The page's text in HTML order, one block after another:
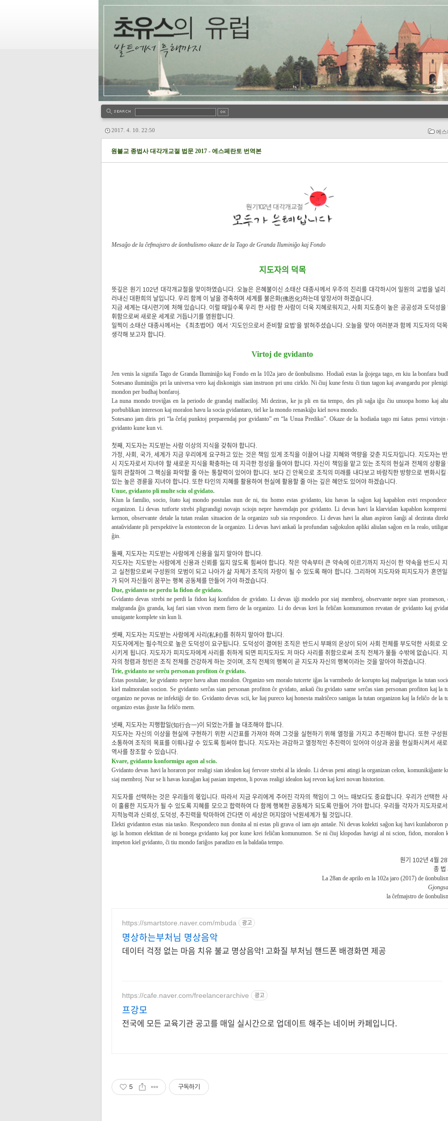
에스
2017. 4. 10. 22:50
원불교 종법사 대각개교절 법문 2017 - 에스페란토 번역본
Mesaĝo de la ĉefmajstro de ŭonbulismo okaze de la Tago de Granda Iluminiĝo kaj Fondo
지도자의 덕목
뜻깊은 원기 102년 대각개교절을 맞이하였습니다. 오늘은 은혜불이신 소태산 대종사께서 우주의 진리를 대각하시어 일원의 교법을 널리
러내신 대환희의 날입니다. 우리 함께 이 날을 경축하며 세계를 불은화(佛恩化)하는데 앞장서야 하겠습니다.
지금 세계는 대시련기에 처해 있습니다. 이럴 때일수록 우리 한 사람 한 사람이 더욱 지혜로워지고, 사회 지도층이 높은 공공성과 도덕성을
휘함으로써 새로운 세계로 거듭나기를 염원합니다.
일찍이 소태산 대종사께서는 《최초법어》에서 ‘지도인으로서 준비할 요법’을 밝혀주셨습니다. 오늘을 맞아 여러분과 함께 지도자의 덕
생각해 보고자 합니다.
Virtoj de gvidanto
Jen venis la signifa Tago de Granda Iluminiĝo kaj Fondo en la 102a jaro de ŭonbulismo. Hodiaŭ estas la ĝojega tago, en kiu la bonfara
Sotesano iluminiĝis pri la universa vero kaj diskonigis sian instruon pri unu cirklo. Ni ĉiuj kune festu ĉi tiun tagon kaj avangardu por
mondon per budhaj bonfaroj.
La nuna mondo troviĝas en la periodo de grandaj malfaciloj. Mi deziras, ke ju pli en tia tempo, des pli saĝa iĝu ĉiu unuopa homo kaj
porbublikan intereson kaj moralon havu la socia gvidantaro, tiel ke la mondo renaskiĝu kiel nova mondo.
Sotesano jam diris pri “la ĉefaj punktoj preparendaj por gvidanto” en “la Unua Prediko”. Okaze de la hodiaŭa tago mi ŝatus pensi virtojn
gvidanto kune kun vi.
첫째, 지도자는 지도받는 사람 이상의 지식을 갖춰야 합니다.
가정, 사회, 국가, 세계가 지금 우리에게 요구하고 있는 것은 책임 있게 조직을 이끌어 나갈 지혜와 역량을 갖춘 지도자입니다. 지도자는
시 지도자로서 지녀야 할 새로운 지식을 확충하는 데 지극한 정성을 들여야 합니다. 자신이 책임을 맡고 있는 조직의 현실과 전체의 상황을
밀히 관찰하여 그 핵심을 파악할 줄 아는 통찰력이 있어야 합니다. 보다 긴 안목으로 조직의 미래를 내다보고 바람직한 방향으로 변화시킬
있는 높은 경륜을 지녀야 합니다. 또한 타인의 지혜를 활용하여 현실에 활용할 줄 아는 깊은 혜안도 있어야 하겠습니다.
Unue, gvidanto pli multe sciu ol gvidato.
Kiun la familio, socio, ŝtato kaj mondo postulas nun de ni, tiu homo estas gvidanto, kiu havas la saĝon kaj kapablon estri
organizon. Li devas tutforte strebi pligrandigi novajn sciojn nepre havendajn por gvidanto. Li devas havi la klarvidan kapablon
kernon, observante detale la tutan realan situacion de la organizo sub sia respondeco. Li devas havi la altan aspiron ŝanĝi al dezirata
antaŭvidante pli perspektive la estontecon de la organizo. Li devas havi ankaŭ la profundan saĝokulon apliki aliulan saĝon en la realo,
ĝin.
둘째, 지도자는 지도받는 사람에게 신용을 잃지 말아야 합니다.
지도자는 지도받는 사람에게 신용과 신뢰를 잃지 않도록 힘써야 합니다. 작은 약속부터 큰 약속에 이르기까지 자신이 한 약속을 반드시 지
고 실천함으로써 구성원의 모범이 되고 나아가 삶 자체가 조직의 자랑이 될 수 있도록 해야 합니다. 그리하여 지도자와 피지도자가 혼연일
가 되어 자신들이 꿈꾸는 행복 공동체를 만들어 가야 하겠습니다.
Due, gvidanto ne perdu la fidon de gvidato.
Gvidanto devas strebi ne perdi la fidon kaj konfidon de gvidato. Li devas iĝi modelo por siaj membroj, observante nepre sian promeson,
malgranda ĝis granda, kaj fari sian vivon mem fiero de la organizo. Li do devas krei la feliĉan komunumon revatan de gvidanto kaj
unuigante komplete sin kun li.
셋째, 지도자는 지도받는 사람에게 사리(私利)를 취하지 말아야 합니다.
지도자에게는 필수적으로 높은 도덕성이 요구됩니다. 도덕성이 결여된 조직은 반드시 부패의 온상이 되어 사회 전체를 부도덕한 사회로
시키게 됩니다. 지도자가 피지도자에게 사리를 취하게 되면 피지도자도 저 마다 사리를 취함으로써 조직 전체가 물들 수밖에 없습니다.
자의 청렴과 청빈은 조직 전체를 건강하게 하는 것이며, 조직 전체의 행복이 곧 지도자 자신의 행복이라는 것을 알아야 하겠습니다.
Trie, gvidanto ne serĉu personan profiton ĉe gvidato.
Estas postulate, ke gvidanto nepre havu altan moralon. Organizo sen moralo tutcerte iĝas la varmbedo de korupto kaj malpurigas la tutan
kiel malmoralan socion. Se gvidanto serĉas sian personan profiton ĉe gvidato, ankaŭ ĉiu gvidato same serĉas sian personan profiton kaj la
organizo ne povas ne infektiĝi de tio. Gvidanto devas scii, ke liaj pureco kaj honesta malriĉeco sanigas la tutan organizon kaj la feliĉo de la
organizo estas ĝuste lia feliĉo mem.
넷째, 지도자는 지행합일(知行合一)이 되었는가를 늘 대조해야 합니다.
지도자는 자신의 이상을 현실에 구현하기 위한 시간표를 가져야 하며 그것을 실현하기 위해 열정을 가지고 추진해야 합니다. 또한 구성
소통하여 조직의 목표를 이뤄나갈 수 있도록 힘써야 합니다. 지도자는 과감하고 열정적인 추진력이 있어야 이상과 꿈을 현실화시켜서 새
역사를 창조할 수 있습니다.
Kvare, gvidanto konformigu agon al scio.
Gvidanto devas havi la horaron por realigi sian idealon kaj fervore strebi al la idealo. Li devas peni atingi la organizan celon, komunikiĝante
siaj membroj. Nur se li havas kuraĝan kaj pasian impeton, li povas realigi idealon kaj revon kaj krei novan historion.
지도자를 선택하는 것은 우리들의 몫입니다. 따라서 지금 우리에게 주어진 각자의 책임이 그 어느 때보다도 중요합니다. 우리가 선택한
이 훌륭한 지도자가 될 수 있도록 지혜를 모으고 합력하여 다 함께 행복한 공동체가 되도록 만들어 가야 합니다. 우리들 각자가 지도자로서
지적능력과 신뢰성, 도덕성, 추진력을 탁마하여 간다면 이 세상은 머지않아 낙원세계가 될 것입니다.
Elekti gvidanton estas nia tasko. Respondeco nun donita al ni estas pli grava ol iam ajn antaŭe. Ni devas kolekti saĝon kaj havi kunlaboron
igi la homon elektitan de ni bonega gvidanto kaj por kune krei feliĉan komunumon. Se ni ĉiuj klopodas havigi al ni scion, fidon, moralon
impeton kiel gvidanto, ĉi tiu mondo fariĝos paradizo en la baldaŭa tempo.
원기 102년 4월 28
종 법
La 28an de aprilo en la 102a jaro (2017) de
la ĉefmajstro de
https://smartstore.naver.com/mbuda 광고
명상하는부처님 명상음악
데이터 걱정 없는 마음 치유 불교 명상음악! 고화질 부처님 핸드폰 배경화면 제공
https://cafe.naver.com/freelancerarchive 광고
프강모
전국에 모든 교육기관 공고를 매일 실시간으로 업데이트 해주는 네이버 카페입니다.
5 구독하기